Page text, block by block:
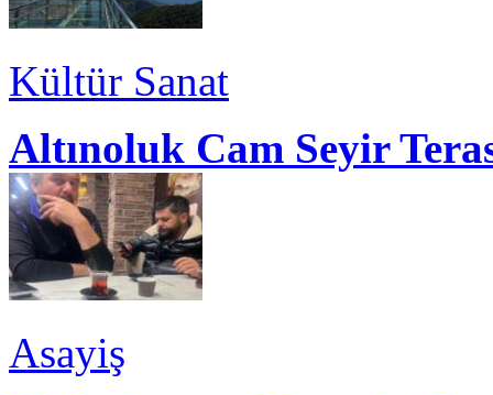
Kültür Sanat
Altınoluk Cam Seyir
Asayiş